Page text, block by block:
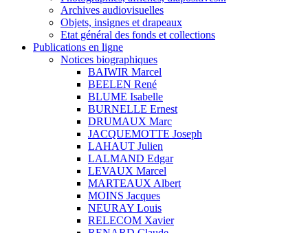
Archives audiovisuelles
Objets, insignes et drapeaux
Etat général des fonds et collections
Publications en ligne
Notices biographiques
BAIWIR Marcel
BEELEN René
BLUME Isabelle
BURNELLE Ernest
DRUMAUX Marc
JACQUEMOTTE Joseph
LAHAUT Julien
LALMAND Edgar
LEVAUX Marcel
MARTEAUX Albert
MOINS Jacques
NEURAY Louis
RELECOM Xavier